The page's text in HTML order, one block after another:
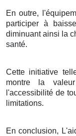
En outre,
participer à
diminuant ainsi la
santé.
Cette initiative
montre la
l'accessibilité de
limitations.
En conclusion,